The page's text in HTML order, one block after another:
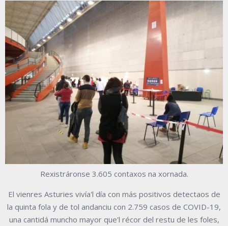
Rexistráronse 3.605 contaxos na xornada.
El vienres Asturies vivía'l día con más positivos detectaos de
la quinta fola y de tol andanciu con 2.759 casos de COVID-19,
una cantidá muncho mayor que'l récor del restu de les foles,